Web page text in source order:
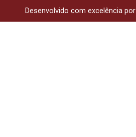
Desenvolvido com excelência por